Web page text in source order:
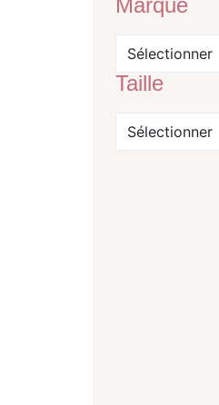
Marque
Sélectionner
Taille
Sélectionner